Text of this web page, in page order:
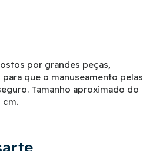
por grandes peças,
que o manuseamento pelas
Tamanho aproximado do
cm.